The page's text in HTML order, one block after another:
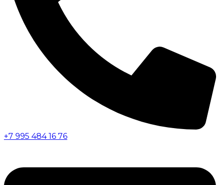
+7 995 484 16 76